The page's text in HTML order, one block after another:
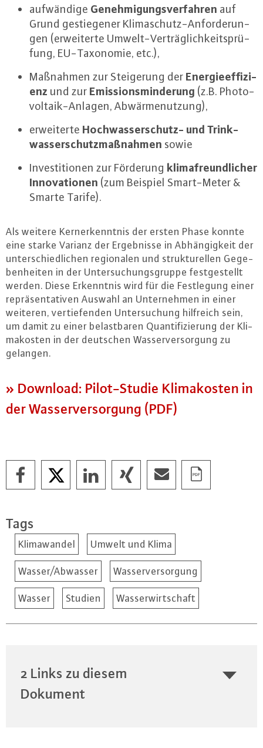
auf­wän­di­ge Ge­neh­mi­gungs­ver­fah­ren auf
Grund ge­stie­ge­ner Kli­ma­schutz-An­for­de­run­
gen (er­wei­ter­te Um­welt-Ver­träg­lich­keits­prü­
fung, EU-Ta­xo­no­mie, etc.),
Maßnahmen zur Stei­ge­rung der En­er­gie­ef­fi­zi­
enz und zur Emis­si­ons­min­de­rung (z.B. Pho­to­
vol­ta­ik-An­la­gen, Ab­wär­me­nut­zung),
er­wei­ter­te Hoch­was­ser­schutz- und Trink­
was­ser­schutz­maß­nah­men sowie
In­ves­ti­tio­nen zur Förderung kli­ma­freund­li­cher
In­no­va­tio­nen (zum Beispiel Smart-Me­ter &
Smarte Tarife).
Als weitere Kern­er­kennt­nis der ersten Phase konnte
eine starke Varianz der Er­geb­nis­se in Ab­hän­gig­keit der
un­ter­schied­li­chen re­gio­na­len und struk­tu­rel­len Ge­ge­
ben­hei­ten in der Un­ter­su­chungs­grup­pe fest­ge­stellt
werden. Diese Er­kennt­nis wird für die Fest­le­gung einer
re­prä­sen­ta­ti­ven Auswahl an Un­ter­neh­men in einer
weiteren, ver­tie­fen­den Un­ter­su­chung hilfreich sein,
um damit zu einer be­last­ba­ren Quan­ti­fi­zie­rung der Kli­
ma­kos­ten in der deutschen Was­ser­ver­sor­gung zu
gelangen.
» Download: Pi­lot-Stu­die Kli­ma­kos­ten in
der Was­ser­ver­sor­gung (PDF)
Tags
Klimawandel Umwelt und Klima
Wasser/Abwasser Wasserversorgung
Wasser Studien Wasserwirtschaft
2 Links zu diesem
Dokument